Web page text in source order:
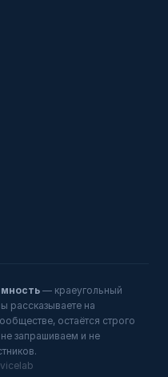
— краеугольный
рассказываете на
остаётся строго
запрашиваем и не